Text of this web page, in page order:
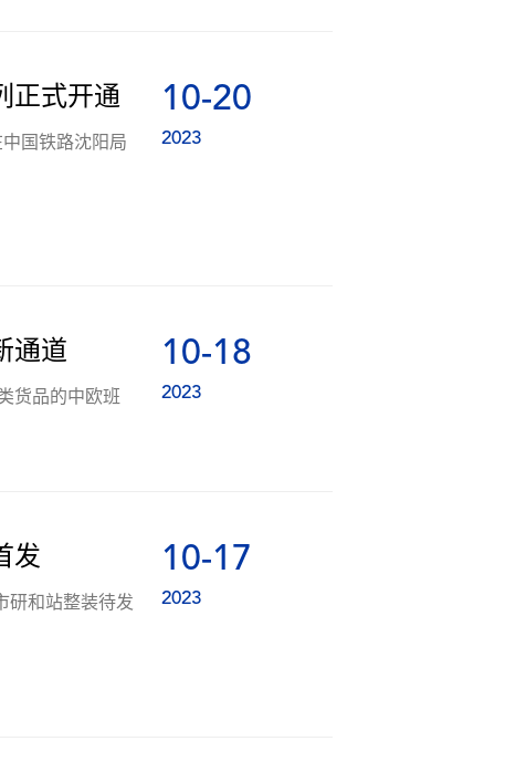
10-20
2023
正式开通
10-18
2023
通道
货品的中欧班
10-17
2023
发
研和站整装待发